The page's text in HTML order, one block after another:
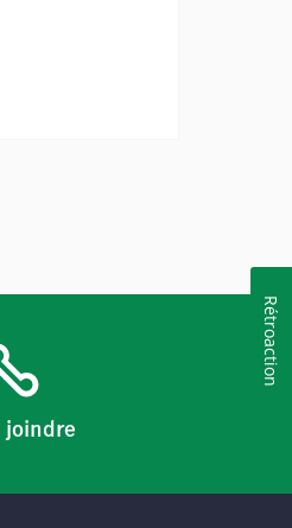
joindre
Rétroaction